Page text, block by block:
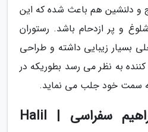
و دلنشین هم باعث شده که این
و پر ازدحام باشد. رستوران
بسیار زیبایی داشته و طراحی
به نظر می رسد بطوریکه در
سمت خود جلب می نماید.
رستوران خلیل ابراهیم سفراسی | Halil